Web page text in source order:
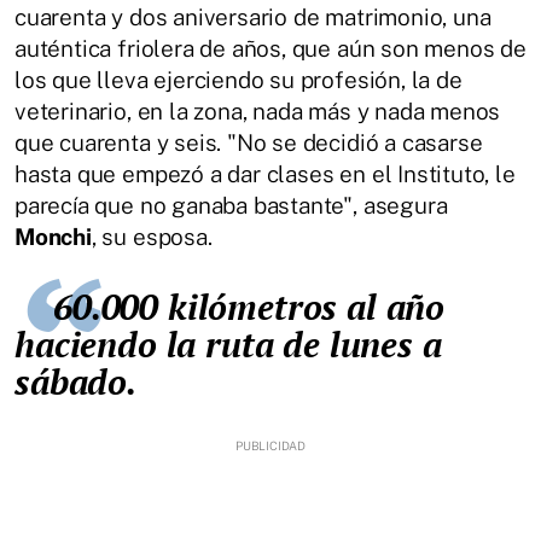
cuarenta y dos aniversario de matrimonio, una
auténtica friolera de años, que aún son menos de
los que lleva ejerciendo su profesión, la de
veterinario, en la zona, nada más y nada menos
que cuarenta y seis. "No se decidió a casarse
hasta que empezó a dar clases en el Instituto, le
parecía que no ganaba bastante", asegura
Monchi, su esposa.
60.000 kilómetros al año
haciendo la ruta de lunes a
sábado.